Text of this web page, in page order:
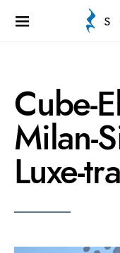
Search for:
Cube-
Milan-
Luxe-